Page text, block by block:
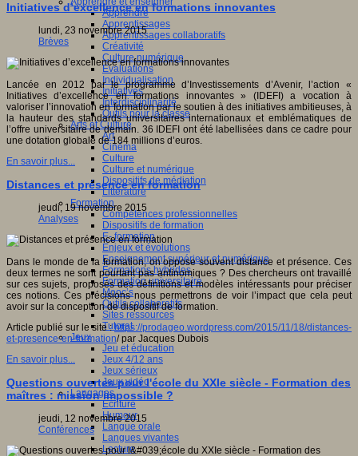
Apprendre
Apprentissages
Apprentissages collaboratifs
Créativité
Culture numérique
Evaluations
Individualisation
Initiatives
Interdisciplinarité
Outils pour la classe
Arts et Culture
Art
Cinéma
Culture
Culture et numérique
Dispositifs de médiation
Littérature
Formation
Compétences professionnelles
Dispositifs de formation
E- formation
Enjeux et évolutions
Enseignement supérieur et numérique
Formations hybrides
Formation universitaire
Mooc’s
Outils collaboratifs
Sites ressources
Tutorat
Jeux
Jeu et éducation
Jeux 4/12 ans
Jeux sérieux
Jeux vidéo
Langages
Ecriture
Humour
Langue orale
Langues vivantes
Lecture
Initiatives d’excellence en formations innovantes
lundi, 23 novembre 2015
Brèves
Lancée en 2012 par le programme d’Investissements d’Avenir, l’action «
Initiatives d’excellence en formations innovantes » (IDEFI) a vocation à
valoriser l’innovation en formation par le soutien à des initiatives ambitieuses, à
la hauteur des standards universitaires internationaux et emblématiques de
l’offre universitaire de demain. 36 IDEFI ont été labellisées dans ce cadre pour
une dotation globale de 184 millions d’euros.
En savoir plus...
Distances et présence en formation
jeudi, 19 novembre 2015
Analyses
Dans le monde de la formation, on oppose souvent distance et présence. Ces
deux termes ne sont pourtant pas antinomiques ? Des chercheurs ont travaillé
sur ces sujets, proposés des définitions et modèles intéressants pour préciser
ces notions. Ces précisions nous permettrons de voir l’impact que cela peut
avoir sur la conception de dispositif de formation.
Article publié sur le site :https://prodageo.wordpress.com/2015/11/18/distances-
et-presence-en-formation/ par Jacques Dubois
En savoir plus...
Questions ouvertes pour l'école du XXIe siècle - Formation des
maîtres : mission impossible ?
jeudi, 12 novembre 2015
Conférences